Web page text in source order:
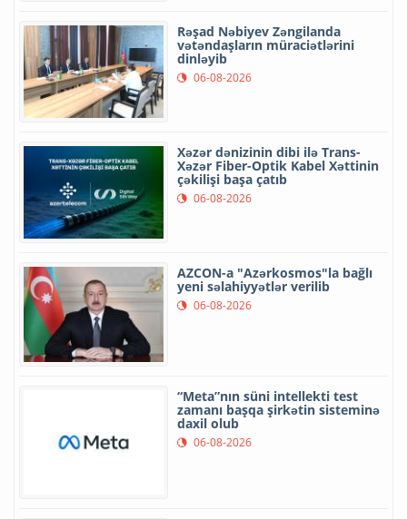
Rəşad Nəbiyev Zəngilanda
vətəndaşların müraciətlərini
dinləyib
06-08-2026
Xəzər dənizinin dibi ilə Trans-
Xəzər Fiber-Optik Kabel Xəttinin
çəkilişi başa çatıb
06-08-2026
AZCON-a "Azərkosmos"la bağlı
yeni səlahiyyətlər verilib
06-08-2026
“Meta”nın süni intellekti test
zamanı başqa şirkətin sisteminə
daxil olub
06-08-2026